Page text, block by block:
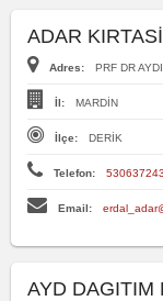
ADAR
Adres: PRF DR
İl: MARDİN
İlçe: DERİK
Telefon:
Email:
AYD DAGITIM